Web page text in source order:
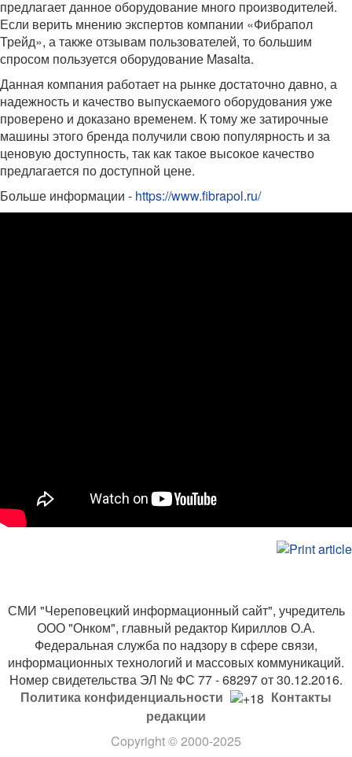
предлагает данное оборудование много производителей.
Если верить мнению экспертов компании «Фибрапол
Трейд», а также отзывам пользователей, то большим
спросом пользуется оборудование Masalta.
Данная компания работает на рынке достаточно давно, а
надежность и качество выпускаемого оборудования уже
проверено и доказано временем. К тому же затирочные
машины этого бренда получили свою популярность и за
ценовую доступность, так как такое высокое качество
предлагается по доступной цене.
Больше информации - https://www.fibrapol.ru/
СМИ "Череповецкий информационный сайт", учредитель
ООО "Онком", главный редактор Кириллов О.А.
Федеральная служба по надзору в сфере связи,
информационных технологий и массовых коммуникаций.
Номер свидетельства ЭЛ № ФС 77 - 68297 от 30.12.2016.
Политика конфиденциальности
Контакты
редакции
Copyright© 2000-2025